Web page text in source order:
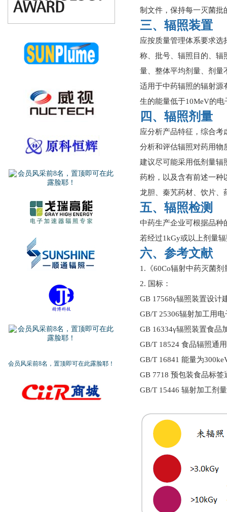
会员风采前8名，置顶即可在此露脸耶！
制文件，保持每一灭菌批
三、辐照装置
应按质量管理体系要求
称、批号、辐照目的、辐
量、整体平均剂量、剂量
适用于中药辐照的辐射源
生的能量低于10MeV的
四、辐照剂量
应分析产品特征，综合
分析和评估辐照对药用物
建议尽可能采用低剂量辐
药粉，以及含有前述一种
龙胆、秦艽药材、饮片、
五、辐照检测
中药生产企业可根据品种
若经过1kGy或以上剂量
六、参考文献
1.《60Co辐射中药灭菌
2. 国标：
GB 17568γ辐照装置设计
GB/T 25306辐射加工用
GB 16334γ辐照装置食品
GB/T 18524 食品辐照通
GB/T 16841 能量为
GB 7718 预包装食品标签
GB/T 15446 辐射加工剂